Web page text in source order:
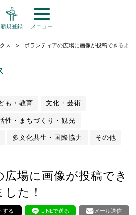
新規登録 メニュー
ス ボランティアの広場に画像が投稿できるよ
も・教育 文化・芸術
性・まちづくり・観光
多文化共生・国際協力 その他
場に画像が投稿でき
た！
する LINEで送る メール送信